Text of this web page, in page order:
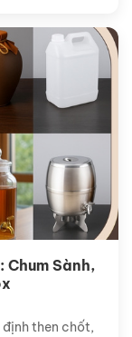
Chum Sành,
then chốt,